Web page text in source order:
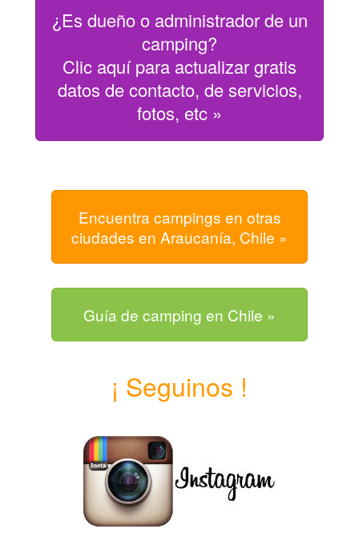
¿Es dueño o administrador de un
camping?
Clic aquí para actualizar gratis
datos de contacto, de servicios,
fotos, etc »
Encuentra campings en otras
ciudades en Araucanía, Chile »
Guía de camping en Chile »
¡ Seguinos !